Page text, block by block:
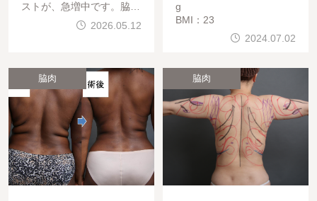
ストが、急増中です。脇肉
2026.05.12
g
BMI：23
2024.07.02
脇肉 脇肉